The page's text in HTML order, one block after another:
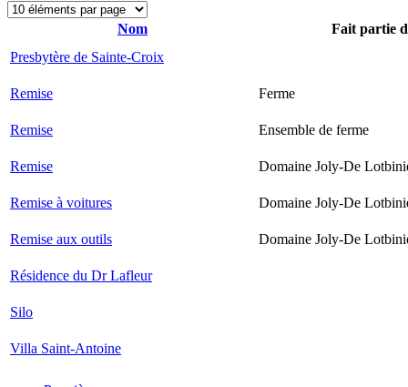
Nom
Fait partie
Presbytère de Sainte-Croix
Remise Ferme
Remise Ensemble de ferme
Remise Domaine Joly-De
Remise à voitures Domaine Joly-De
Remise aux outils Domaine Joly-De
Résidence du Dr Lafleur
Silo
Villa Saint-Antoine